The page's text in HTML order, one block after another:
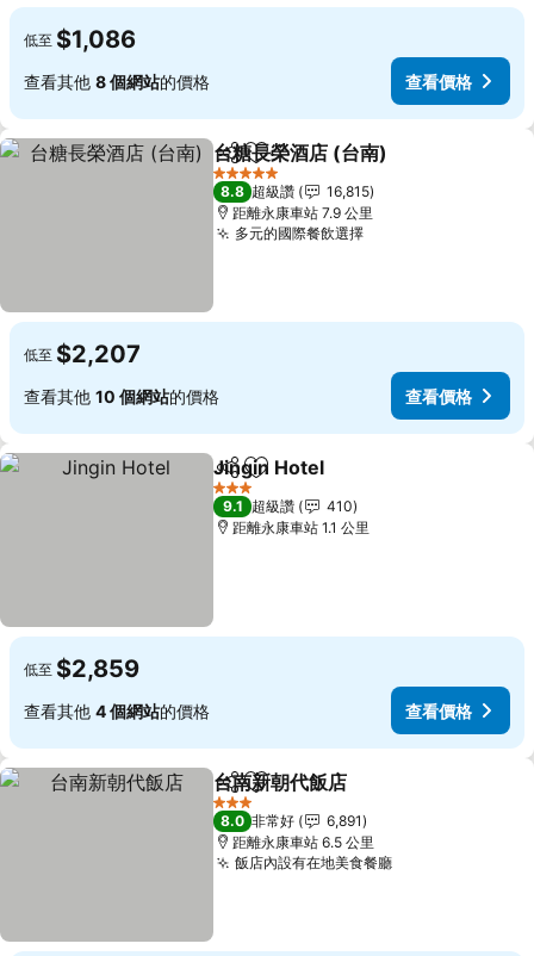
低至 $1,086
查看其他 8 個網站的價格 查看價格
分享 加入我的最愛
台糖長榮酒店 (台南)
5 星級
8.8 超級讚
16,815
距離永康車站 7.9 公里
多元的國際餐飲選擇
低至 $2,207
查看其他 10 個網站的價格 查看價格
分享 加入我的最愛
Jingin Hotel
3 星級
9.1 超級讚
410
距離永康車站 1.1 公里
低至 $2,859
查看其他 4 個網站的價格 查看價格
分享 加入我的最愛
台南新朝代飯店
3 星級
8.0 非常好
6,891
距離永康車站 6.5 公里
飯店內設有在地美食餐廳